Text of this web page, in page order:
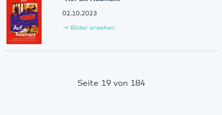
02.10.2023
Bilder ansehen
Seite 19 von 184